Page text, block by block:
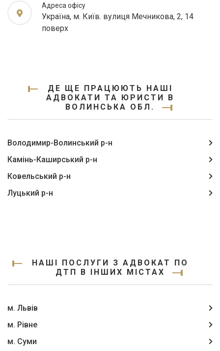
Адреса офісу
Україна, м. Київ. вулиця Мечникова, 2, 14
поверх
ДЕ ЩЕ ПРАЦЮЮТЬ НАШІ
АДВОКАТИ ТА ЮРИСТИ В
ВОЛИНСЬКА ОБЛ.
Володимир-Волинський р-н
Камінь-Каширський р-н
Ковельський р-н
Луцький р-н
НАШІ ПОСЛУГИ З АДВОКАТ ПО
ДТП В ІНШИХ МІСТАХ
м. Львів
м. Рівне
м. Суми